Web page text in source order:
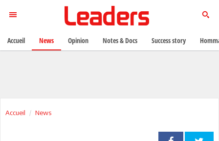
Accueil News
Accueil News Opinion Notes & Docs Success story